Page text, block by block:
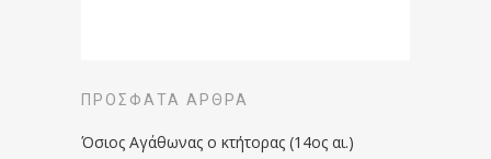
ΠΡΌΣΦΑΤΑ ΆΡΘΡΑ
Όσιος Αγάθωνας ο κτήτορας (14ος αι.)